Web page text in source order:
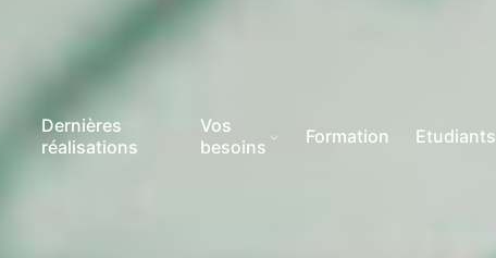
Dernières
réalisations
Vos
besoins
Formation Etudiants